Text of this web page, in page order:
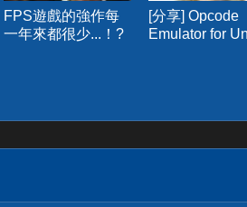
FPS遊戲的強作每
一年來都很少...！?
[分享] Opcode
Emulator for